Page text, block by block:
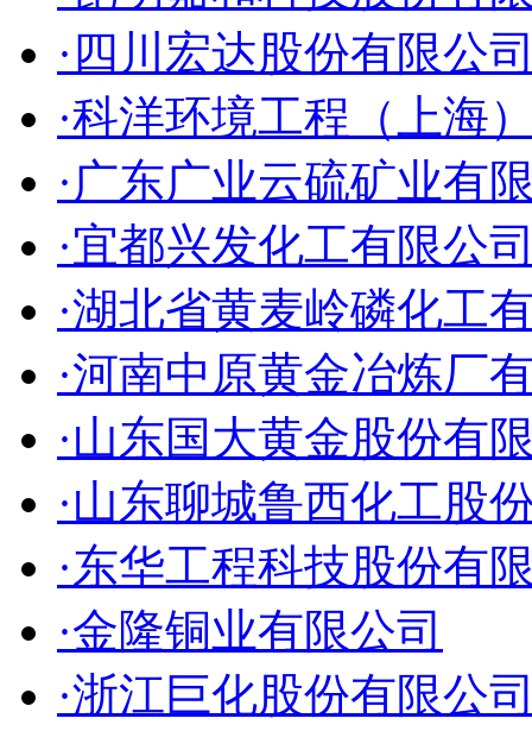
·四川宏达股份有限公
·科洋环境工程（上海
·广东广业云硫矿业有
·宜都兴发化工有限公
·湖北省黄麦岭磷化工
·河南中原黄金冶炼厂
·山东国大黄金股份有
·山东聊城鲁西化工股
·东华工程科技股份有
·金隆铜业有限公司
·浙江巨化股份有限公